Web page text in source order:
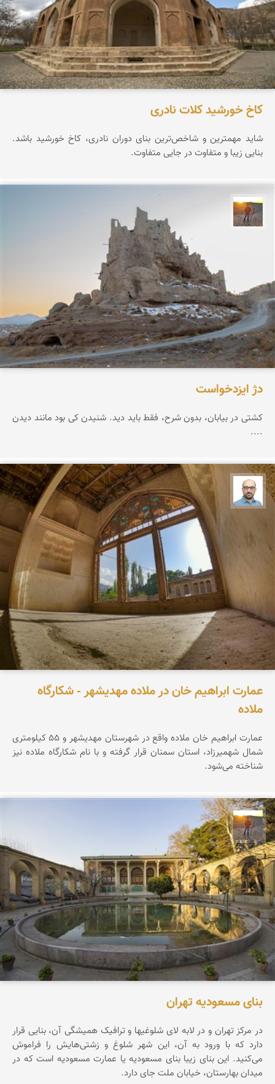
کاخ خورشید کلات نادری
شاید مهمترین و شاخص‌ترین بنای دوران نادری، کاخ خورشید باشد.
بنایی زیبا و متفاوت در جایی متفاوت.
دژ ایزدخواست
کشتی در بیابان، بدون شرح، فقط باید دید. شنیدن کی بود مانند دیدن
....
بابک ارجمندی
عمارت ابراهیم خان در ملاده مهدیشهر - شکارگاه
ملاده
عمارت ابراهیم خان ملاده واقع در شهرستان مهدیشهر و ۵۵ کیلومتری
شمال شهمیرزاد، استان سمنان قرار گرفته و با نام شکارگاه ملاده نیز
شناخته می‌شود.
مهدی مخلصیان
بنای مسعودیه تهران
در مرکز تهران و در لابه لای شلوغیها و ترافیک همیشگی آن، بنایی قرار
دارد که با ورود به آن، این شهر شلوغ و زشتی‌هایش را فراموش
می‌کنید. این بنای زیبا بنای مسعودیه یا عمارت مسعودیه است که در
میدان بهارستان، خیابان ملت جای دارد.